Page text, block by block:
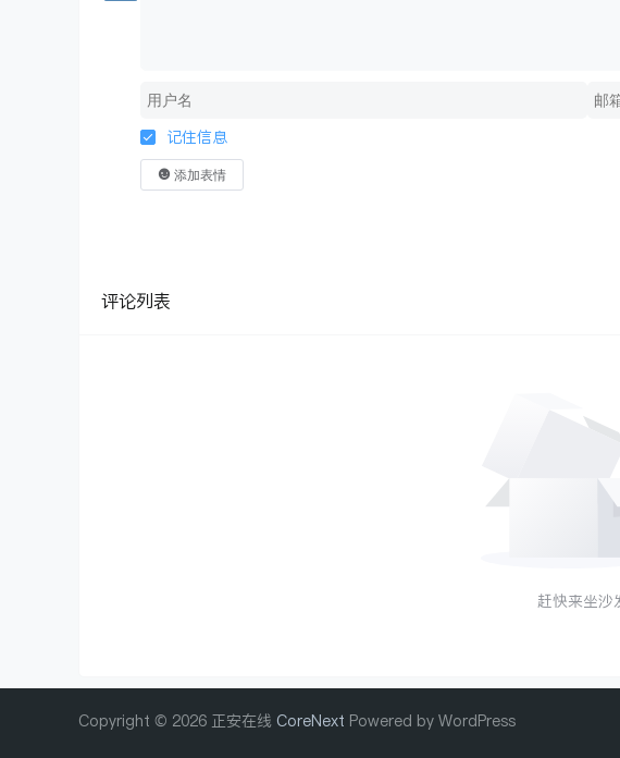
记住信息
添加表情
评论列表
赶快来坐沙
Copyright © 2026 正安在线 CoreNext Powered by WordPress